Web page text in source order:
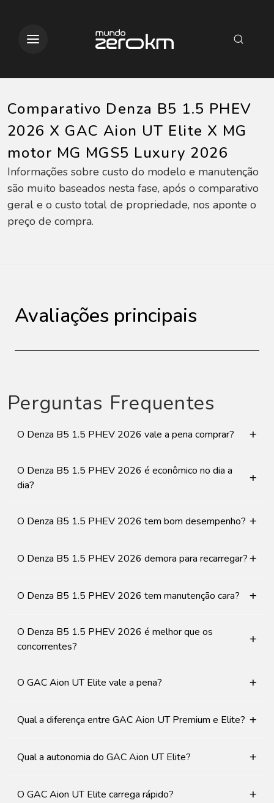
Comparativo Denza B5 1.5 PHEV
2026 X GAC Aion UT Elite X MG
motor MG MGS5 Luxury 2026
Informações sobre custo do modelo e manutenção
são muito baseados nesta fase, após o comparativo
geral e o custo total de propriedade, nos aponte o
preço de compra.
Avaliações principais
Perguntas Frequentes
O Denza B5 1.5 PHEV 2026 vale a pena comprar? +
O Denza B5 1.5 PHEV 2026 é econômico no dia a
dia?
+
O Denza B5 1.5 PHEV 2026 tem bom desempenho? +
O Denza B5 1.5 PHEV 2026 demora para recarregar?+
O Denza B5 1.5 PHEV 2026 tem manutenção cara? +
O Denza B5 1.5 PHEV 2026 é melhor que os
concorrentes?
+
O GAC Aion UT Elite vale a pena? +
Qual a diferença entre GAC Aion UT Premium e Elite? +
Qual a autonomia do GAC Aion UT Elite? +
O GAC Aion UT Elite carrega rápido? +